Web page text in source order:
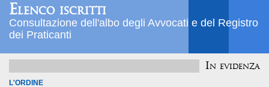
Elenco iscritti
Consultazione dell'albo degli Avvocati e del Registro
dei Praticanti
In evidenza
L'ORDINE